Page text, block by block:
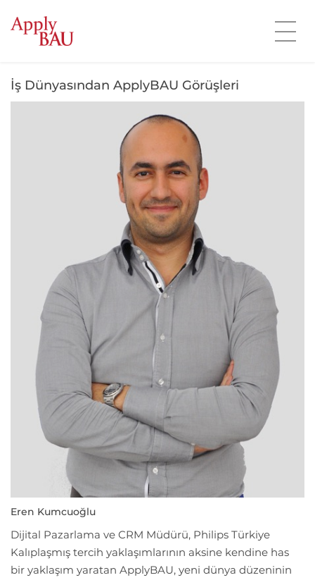
İş Dünyasından ApplyBAU Görüşleri
Eren Kumcuoğlu
Dijital Pazarlama ve CRM Müdürü, Philips Türkiye
Kalıplaşmış tercih yaklaşımlarının aksine kendine has
bir yaklaşım yaratan ApplyBAU, yeni dünya düzeninin